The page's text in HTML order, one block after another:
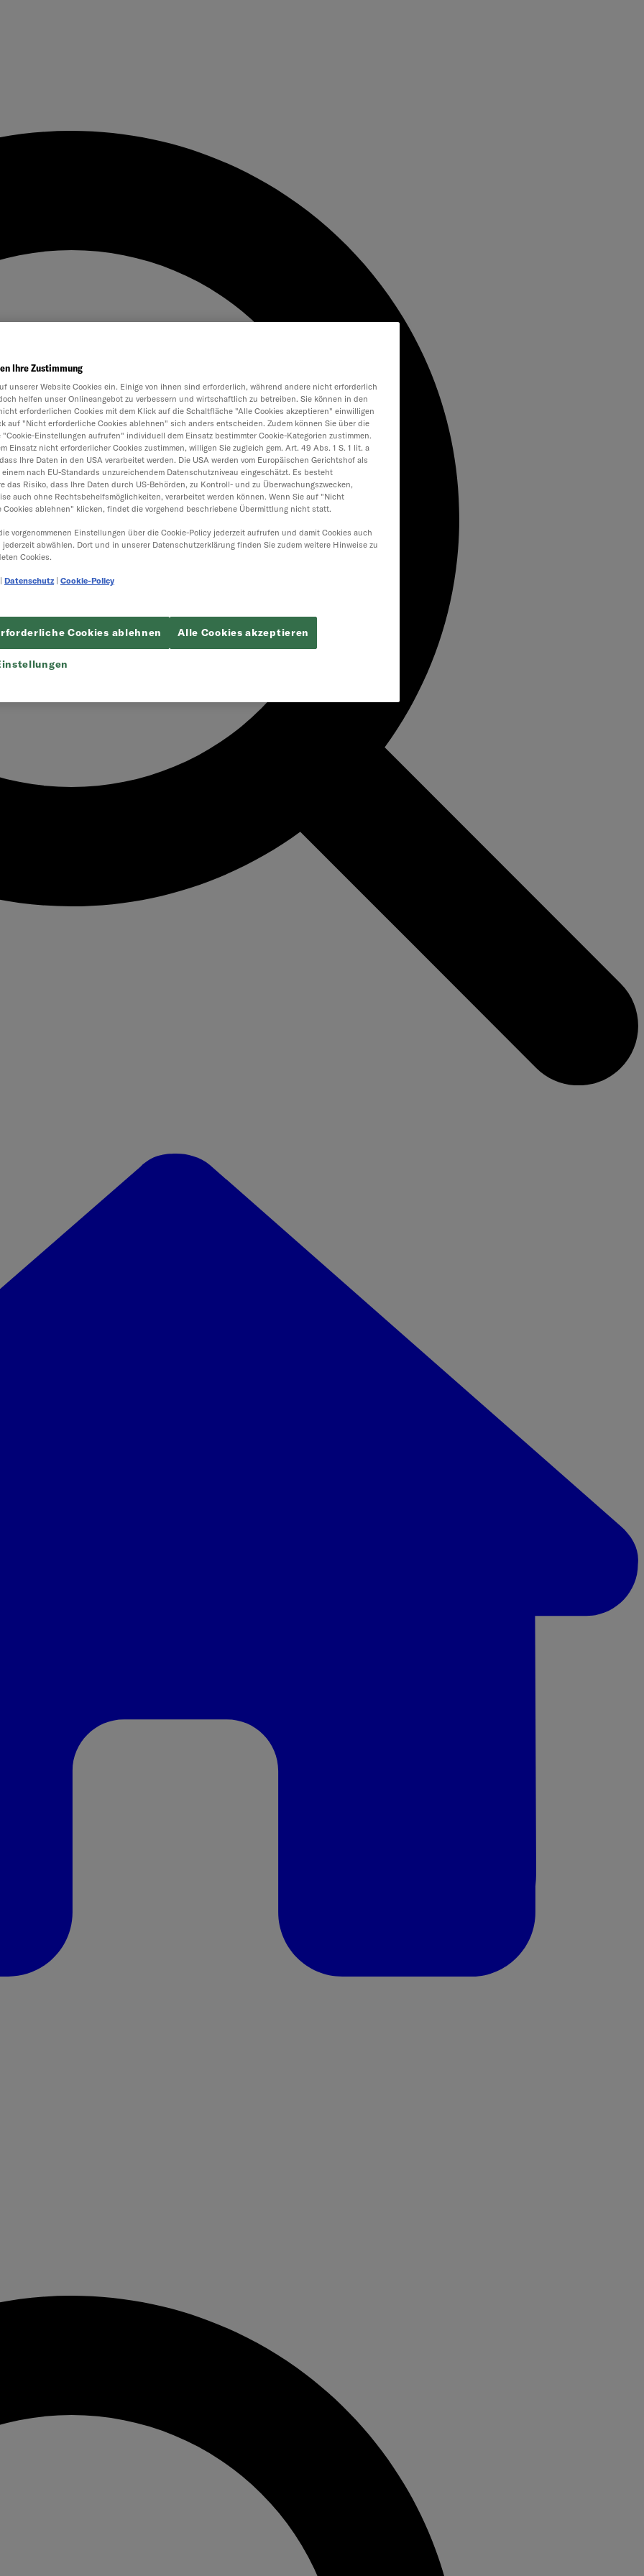
Ihre Zustimmung
unserer Website Cookies ein. Einige von ihnen sind erforderlich, während andere nicht erforderlich
helfen unser Onlineangebot zu verbessern und wirtschaftlich zu betreiben. Sie können in den
erforderlichen Cookies mit dem Klick auf die Schaltfläche "Alle Cookies akzeptieren" einwilligen
auf "Nicht erforderliche Cookies ablehnen" sich anders entscheiden. Zudem können Sie über die
Einstellungen aufrufen" individuell dem Einsatz bestimmter Cookie-Kategorien zustimmen.
Einsatz nicht erforderlicher Cookies zustimmen, willigen Sie zugleich gem. Art. 49 Abs. 1 S. 1 lit. a
Ihre Daten in den USA verarbeitet werden. Die USA werden vom Europäischen Gerichtshof als
nach EU-Standards unzureichendem Datenschutzniveau eingeschätzt. Es besteht
das Risiko, dass Ihre Daten durch US-Behörden, zu Kontroll- und zu Überwachungszwecken,
auch ohne Rechtsbehelfsmöglichkeiten, verarbeitet werden können. Wenn Sie auf "Nicht
Cookies ablehnen" klicken, findet die vorgehend beschriebene Übermittlung nicht statt.
vorgenommenen Einstellungen über die Cookie-Policy jederzeit aufrufen und damit Cookies auch
abwählen. Dort und in unserer Datenschutzerklärung finden Sie zudem weitere Hinweise zu
Cookies.
Datenschutz| Cookie-Policy
Cookies ablehnen Alle Cookies akzeptieren